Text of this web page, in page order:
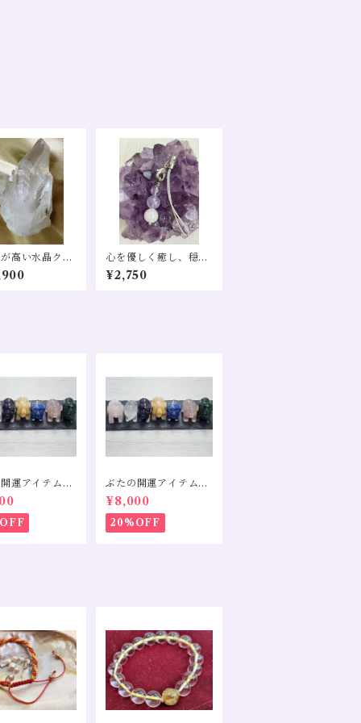
高い水晶クラ
ブラジル産)
心を優しく癒し、穏や
かな毎日をサポートす
る浄化と安らぎのお守
¥2,750
運アイテム～
ぶたの開運アイテム～
イエローカルサイト～
¥8,000
20%OFF